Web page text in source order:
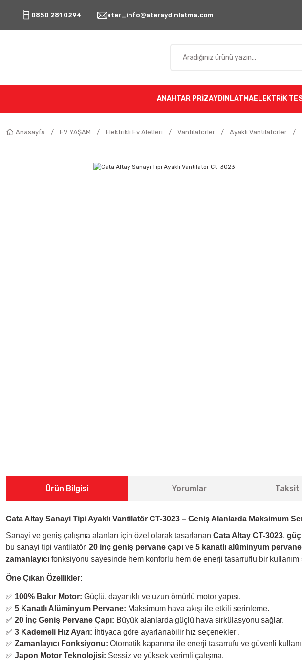
0850 281 0294 ater_info@ateraydinlatma.com
ANAHTAR PRİZAYDINLATMAELEKTRİK
Anasayfa EV YAŞAM Elektrikli Ev Aletleri Vantilatörler Ayaklı Vantilatörler
Ürün Bilgisi Yorumlar Taksit
Cata Altay Sanayi Tipi Ayaklı Vantilatör CT-3023 – Geniş Alanlarda Maksimum
Sanayi ve geniş çalışma alanları için özel olarak tasarlanan Cata Altay CT-3023,
bu sanayi tipi vantilatör, 20 inç geniş pervane çapı ve 5 kanatlı alüminyum
zamanlayıcı fonksiyonu sayesinde hem konforlu hem de enerji tasarruflu bir kullanım
Öne Çıkan Özellikler:
✅ 100% Bakır Motor: Güçlü, dayanıklı ve uzun ömürlü motor yapısı.
✅ 5 Kanatlı Alüminyum Pervane: Maksimum hava akışı ile etkili serinleme.
✅ 20 İnç Geniş Pervane Çapı: Büyük alanlarda güçlü hava sirkülasyonu sağlar.
✅ 3 Kademeli Hız Ayarı: İhtiyaca göre ayarlanabilir hız seçenekleri.
✅ Zamanlayıcı Fonksiyonu: Otomatik kapanma ile enerji tasarrufu ve güvenli
✅ Japon Motor Teknolojisi: Sessiz ve yüksek verimli çalışma.